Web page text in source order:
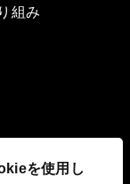
を使用し
組み